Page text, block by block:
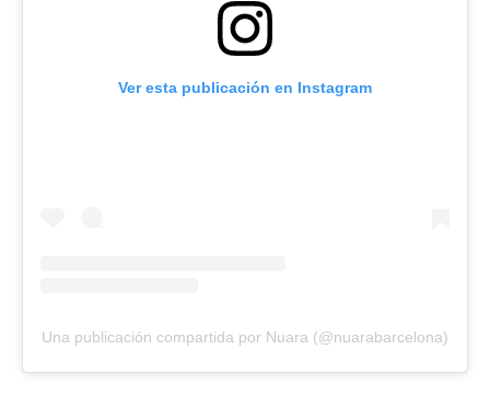
Ver esta publicación en Instagram
Una publicación compartida por Nuara (@nuarabarcelona)